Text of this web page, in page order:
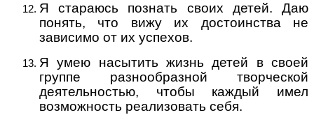
Я стараюсь познать своих детей. Даю
понять, что вижу их достоинства не
зависимо от их успехов.
Я умею насытить жизнь детей в своей
группе разнообразной творческой
деятельностью, чтобы каждый имел
возможность реализовать себя.